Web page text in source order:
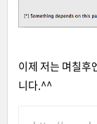
이제 저는 며칠
니다.^^